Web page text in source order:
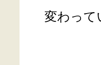
変わって